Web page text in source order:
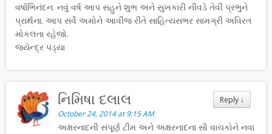
વર્ષાભિનંદન. નવું વર્ષ આપ સહુને શુભ અને સુખકારી નીવડે તેવી પ્રભુને
પ્રાર્થના. આપ સર્વે અમોને આવીજ રીતે સાહિત્યસભર સામગ્રી અવિરત
મોકલતા રહેજો.
જયેન્દ્ર પંડ્યા
Reply ↓
નિમિષા દલાલ
October 24, 2014 at 9:15 AM
અક્ષરનાદની સંપૂર્ણ ટીમ અને અક્ષરનાદના સૌ વાચકોને નવા